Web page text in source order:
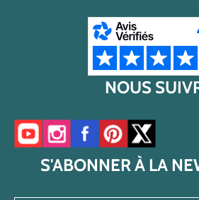
NOUS
Accéder à notre chaîne YouTube
Accéder à notre compte
Accéder à notre page
Accéder à notre
Accéder à
S'ABONNER À LA